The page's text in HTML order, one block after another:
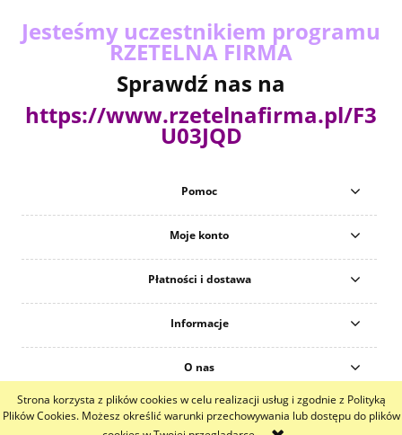
Strona korzysta z plików cookies w celu realizacji usług i zgodnie z Polityką
Plików Cookies. Możesz określić warunki przechowywania lub dostępu do plików
Jesteśmy uczestnikiem programu
RZETELNA FIRMA
Sprawdź nas na
https://www.rzetelnafirma.pl/F3
U03JQD
Pomoc
Moje konto
Płatności i dostawa
Informacje
O nas
pokaż pełną wersję strony